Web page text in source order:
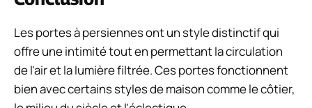
Les portes à persiennes ont un style distinctif qui
offre une intimité tout en permettant la circulation
de l'air et la lumière filtrée. Ces portes fonctionnent
bien avec certains styles de maison comme le côtier,